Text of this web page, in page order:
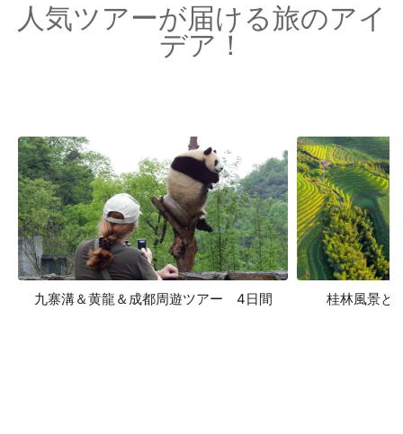
人気ツアーが届ける旅のアイ
デア！
九寨溝＆黄龍＆成都周遊ツアー 4日間 桂林風景と